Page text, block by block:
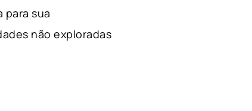
sua
não exploradas